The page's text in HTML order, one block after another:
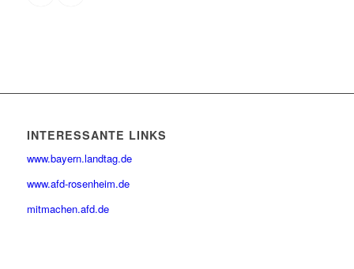
INTERESSANTE LINKS
www.bayern.landtag.de
www.afd-rosenheim.de
mitmachen.afd.de